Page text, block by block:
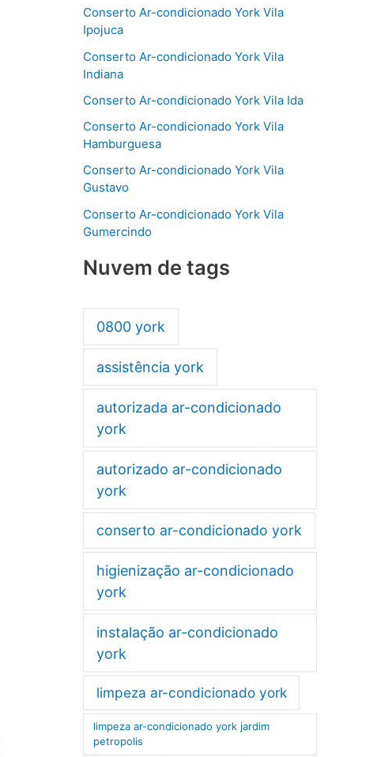
Conserto Ar-condicionado York Vila
Ipojuca
Conserto Ar-condicionado York Vila
Indiana
Conserto Ar-condicionado York Vila Ida
Conserto Ar-condicionado York Vila
Hamburguesa
Conserto Ar-condicionado York Vila
Gustavo
Conserto Ar-condicionado York Vila
Gumercindo
Nuvem de tags
0800 york
assistência york
autorizada ar-condicionado
york
autorizado ar-condicionado
york
conserto ar-condicionado york
higienização ar-condicionado
york
instalação ar-condicionado
york
limpeza ar-condicionado york
limpeza ar-condicionado york jardim
petropolis